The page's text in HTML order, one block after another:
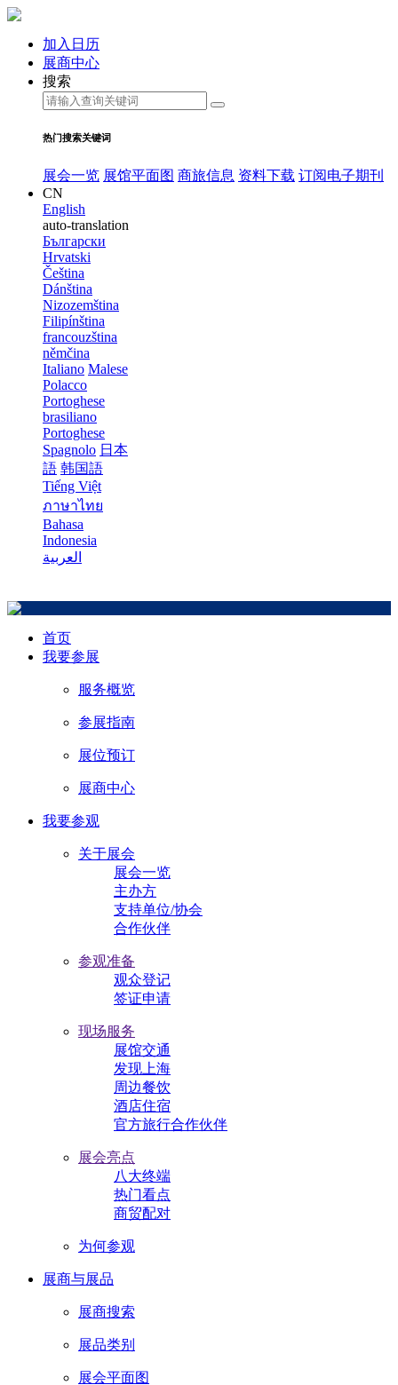
加入日历
展商中心
搜索
热门搜索关键词
展会一览 展馆平面图 商旅信息 资料下载 订阅电子期刊
CN
English
auto-translation
Български
Hrvatski
Čeština
Dánština
Nizozemština
Filipínština
francouzština
němčina
Italiano Malese
Polacco
Portoghese
brasiliano
Portoghese
Spagnolo 日本
語 韩国語
Tiếng Việt
ภาษาไทย
Bahasa
Indonesia
العربية
首页
我要参展
服务概览
参展指南
展位预订
展商中心
我要参观
关于展会
展会一览
主办方
支持单位/协会
合作伙伴
参观准备
观众登记
签证申请
现场服务
展馆交通
发现上海
周边餐饮
酒店住宿
官方旅行合作伙伴
展会亮点
八大终端
热门看点
商贸配对
为何参观
展商与展品
展商搜索
展品类别
展会平面图